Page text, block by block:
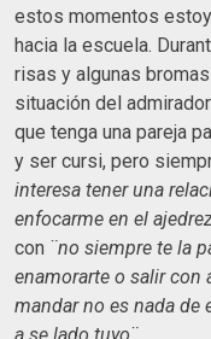
estos momentos
hacia la escuela.
risas y algunas
situación del
que tenga una pareja
y ser cursi, pero
interesa tener una
enfocarme en el
con ¨no siempre te la
enamorarte o salir con
mandar no es nada de
a se lado tuyo¨